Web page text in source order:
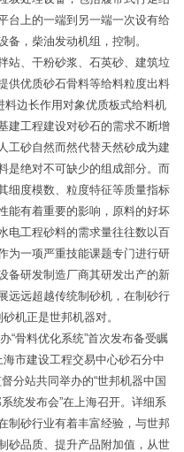
台上的一端到另一端一次设有给
，柴油发动机组，控制。
站、干粉砂浆、石英砂、建筑垃
供优质砂石骨料等给料粒度出料
边长作用对象优质板式给料机
建工程建设对砂石的需求不断增
工砂自然而然代替天然砂成为建
是绝对不可缺少的组成部分。而
细度模数、粒度特征等质量指标
能有着重要的影响，原料的好坏
电工程砂料的需求量往往数以百
为一项严重技能课题专门进行研
备研发制造厂商其研发出产的新
远远超越传统制砂机，在制砂行
机正是世邦机器对。
“骨料优化系统”首次发布备受瞩
市建设工程交易中心砂石分中
分站共同举办的“世邦机器中国
统发布会”在上海召开。详细系
制砂行业有着丰富经验，与世邦
砂品质、提升产品附加值，从世